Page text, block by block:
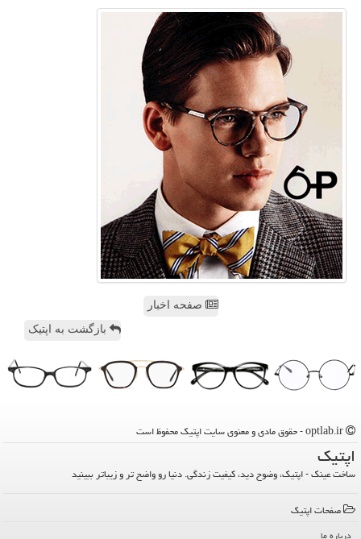
صفحه اخبار
بازگشت به اپتیک
اپتیك
ساخت عینک - اپتیک، وضوح دید، کیفیت زندگی. دنیا رو واضح تر و زیباتر ببینید
صفحات اپتیك
درباره ما